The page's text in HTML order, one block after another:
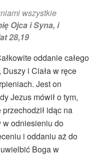
wszystkie
Ojca i Syna, i
28,19
oddanie całego
i Ciała w ręce
Jest on
Jezus mówił o tym,
idąc na
w odniesieniu do
i oddaniu aż do
Boga w